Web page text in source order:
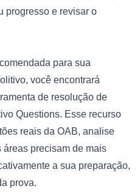
progresso e revisar o
para sua
você encontrará
de resolução de
Questions. Esse recurso
reais da OAB, analise
precisam de mais
a sua preparação,
prova.